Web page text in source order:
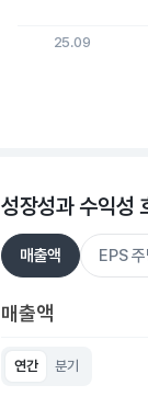
25.09
성장성과 수익성
매출액 EPS
매출액
연간 분기